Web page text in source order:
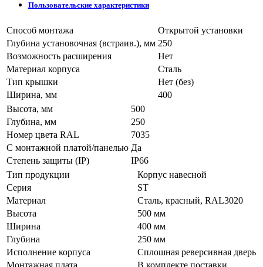
Пользовательские характеристики
Способ монтажа
Открытой установки
Глубина установочная (встраив.), мм 250
Возможность расширения
Нет
Материал корпуса
Сталь
Тип крышки
Нет (без)
Ширина, мм
400
Высота, мм
500
Глубина, мм
250
Номер цвета RAL
7035
С монтажной платой/панелью Да
Степень защиты (IP)
IP66
Тип продукции
Корпус навесной
Серия
ST
Материал
Сталь, красный, RAL3020
Высота
500 мм
Ширина
400 мм
Глубина
250 мм
Исполнение корпуса
Сплошная реверсивная дверь
Монтажная плата
В комплекте поставки